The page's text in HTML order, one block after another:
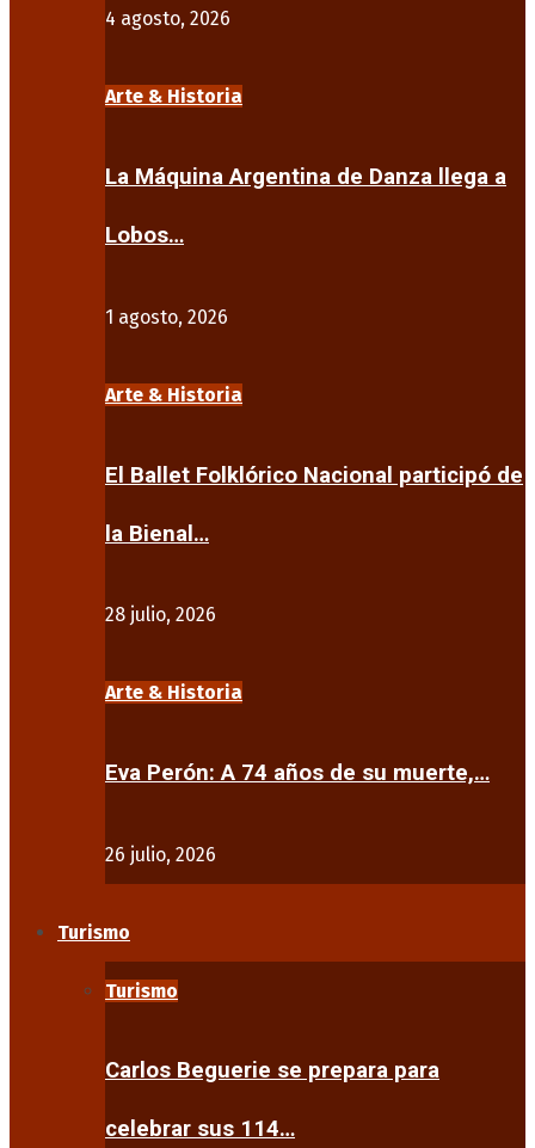
4 agosto, 2026
Arte & Historia
La Máquina Argentina de Danza llega a
Lobos…
1 agosto, 2026
Arte & Historia
El Ballet Folklórico Nacional participó de
la Bienal…
28 julio, 2026
Arte & Historia
Eva Perón: A 74 años de su muerte,…
26 julio, 2026
Turismo
Turismo
Carlos Beguerie se prepara para
celebrar sus 114…